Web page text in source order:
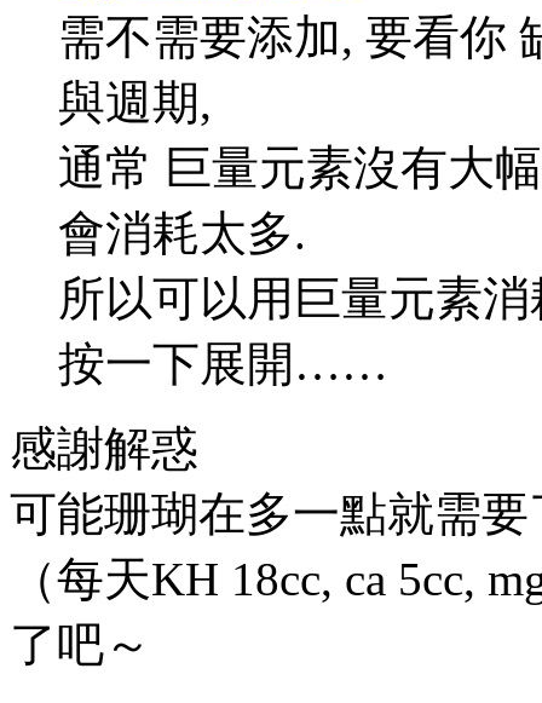
需不需要添加, 要看你
與週期,
通常 巨量元素沒有大
會消耗太多.
所以可以用巨量元素
按一下展開……
感謝解惑
可能珊瑚在多一點就需
（每天KH 18cc, ca 5cc,
了吧～